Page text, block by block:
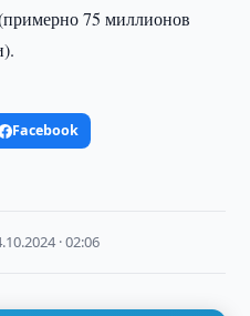
75 миллионов
Facebook
· 02:06